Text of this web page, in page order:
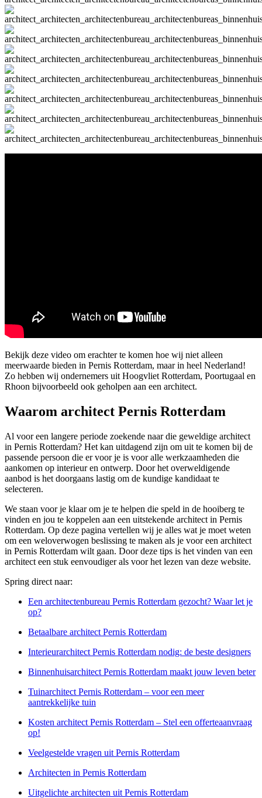
Bekijk deze video om erachter te komen hoe wij niet alleen
meerwaarde bieden in Pernis Rotterdam, maar in heel Nederland!
Zo hebben wij ondernemers uit Hoogvliet Rotterdam, Poortugaal en
Rhoon bijvoorbeeld ook geholpen aan een architect.
Waarom architect Pernis Rotterdam
Al voor een langere periode zoekende naar die geweldige architect
in Pernis Rotterdam? Het kan uitdagend zijn om uit te komen bij de
passende persoon die er voor je is voor alle werkzaamheden die
aankomen op interieur en ontwerp. Door het overweldigende
aanbod is het doorgaans lastig om de kundige kandidaat te
selecteren.
We staan voor je klaar om je te helpen die speld in de hooiberg te
vinden en jou te koppelen aan een uitstekende architect in Pernis
Rotterdam. Op deze pagina vertellen wij je alles wat je moet weten
om een weloverwogen beslissing te maken als je voor een architect
in Pernis Rotterdam wilt gaan. Door deze tips is het vinden van een
architect een stuk eenvoudiger als voor het lezen van deze website.
Spring direct naar:
Een architectenbureau Pernis Rotterdam gezocht? Waar let je
op?
Betaalbare architect Pernis Rotterdam
Interieurarchitect Pernis Rotterdam nodig: de beste designers
Binnenhuisarchitect Pernis Rotterdam maakt jouw leven beter
Tuinarchitect Pernis Rotterdam – voor een meer
aantrekkelijke tuin
Kosten architect Pernis Rotterdam – Stel een offerteaanvraag
op!
Veelgestelde vragen uit Pernis Rotterdam
Architecten in Pernis Rotterdam
Uitgelichte architecten uit Pernis Rotterdam